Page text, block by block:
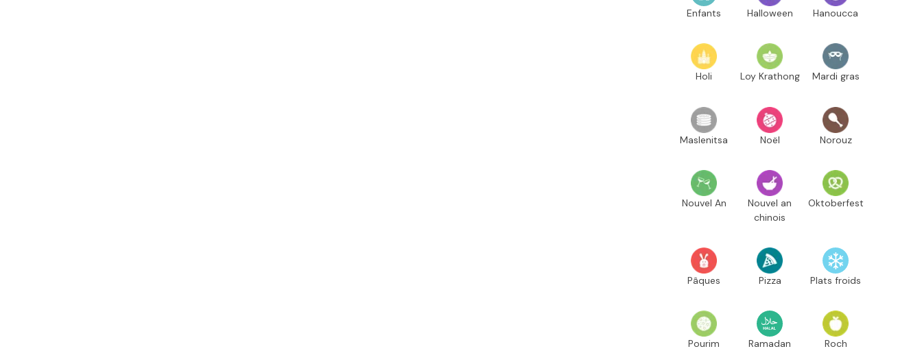
Enfants Halloween Hanoucca
Holi Loy Krathong Mardi gras
Maslenitsa Noël Norouz
Nouvel An
Nouvel an
chinois
Oktoberfest
Pâques Pizza Plats froids
Pourim Ramadan Roch